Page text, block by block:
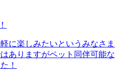
に楽しみたいというみなさま
ありますがペット同伴可能な
！